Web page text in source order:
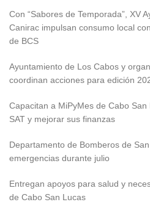
Con “Sabores de Temporada”, XV
Canirac impulsan consumo local
de BCS
Ayuntamiento de Los Cabos y
coordinan acciones para edición
Capacitan a MiPyMes de Cabo
SAT y mejorar sus finanzas
Departamento de Bomberos de
emergencias durante julio
Entregan apoyos para salud y
de Cabo San Lucas